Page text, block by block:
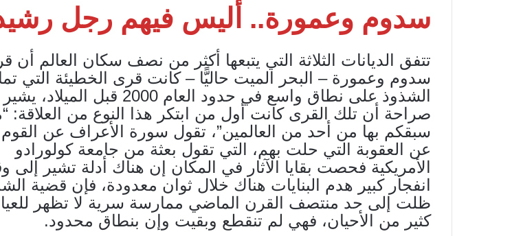
سدوم وعمورة.. أليس فيهم رجل
تتفق الديانات الثلاثة التي يتبعها أكثر من نصف سكان العالم أن
سدوم وعمورة – البحر الميت حاليًّا – كانت قرى الخطيئة التي
الشذوذ على نطاق واسع في حدود العام 2000 قبل
صراحة أن تلك القرى كانت أول من ابتكر هذا النوع من العلاقة:
سبقكم بها من أحد من العالمين”، تقول سورة الأعراف عن القوم،
عن العقوبة التي حلت بهم، التي تقول بعثة من جامعة كولورادو
الأمريكية فحصت بقايا الآثار في المكان إن هناك أدلة تشير إلى
انفجار كبير هدم البنايات هناك خلال ثوان معدودة، فإن قضية
ظلت إلى حد منتصف القرن الماضي ممارسة سرية لا تظهر
كثير من الأحيان، فهي لم تنقطع وبقيت وإن بنطاق محدود.